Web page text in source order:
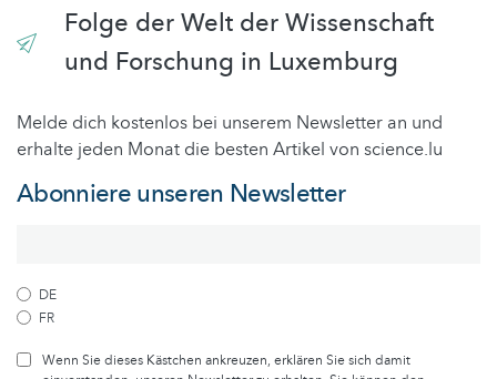
Folge der Welt der Wissenschaft
und Forschung in Luxemburg
Melde dich kostenlos bei unserem Newsletter an und
erhalte jeden Monat die besten Artikel von science.lu
Abonniere unseren Newsletter
DE
FR
Wenn Sie dieses Kästchen ankreuzen, erklären Sie sich damit